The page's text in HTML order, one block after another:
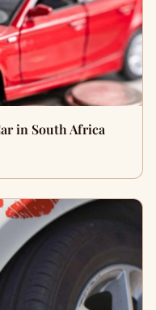
in South Africa